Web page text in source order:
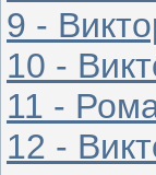
9 -
10 -
11 -
12 -